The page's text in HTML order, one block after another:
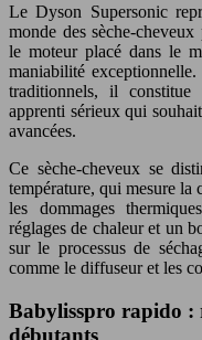
Le Dyson Supersonic
monde des sèche-
le moteur placé dans le
maniabilité
traditionnels, il constitue
apprenti sérieux qui
avancées.
Ce sèche-cheveux se
température, qui mesure la
les dommages
réglages de chaleur et un
sur le processus de
comme le diffuseur et les
Babylisspro rapido
débutants